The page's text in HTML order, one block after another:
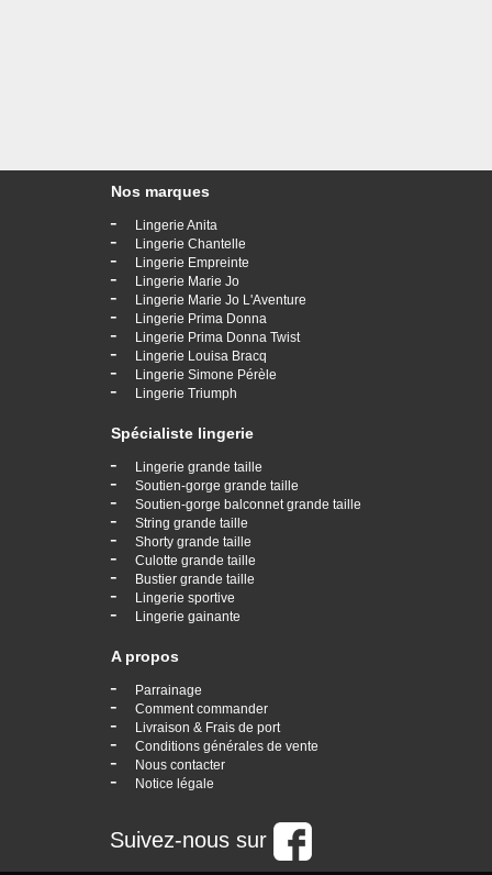
Nos marques
- Lingerie Anita
- Lingerie Chantelle
- Lingerie Empreinte
- Lingerie Marie Jo
- Lingerie Marie Jo L'Aventure
- Lingerie Prima Donna
- Lingerie Prima Donna Twist
- Lingerie Louisa Bracq
- Lingerie Simone Pérèle
- Lingerie Triumph
Spécialiste lingerie
- Lingerie grande taille
- Soutien-gorge grande taille
- Soutien-gorge balconnet grande taille
- String grande taille
- Shorty grande taille
- Culotte grande taille
- Bustier grande taille
- Lingerie sportive
- Lingerie gainante
A propos
- Parrainage
- Comment commander
- Livraison & Frais de port
- Conditions générales de vente
- Nous contacter
- Notice légale
Suivez-nous sur